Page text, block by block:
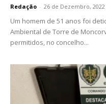
Redação - 26 de Dezembro, 2022
Um homem de 51 anos foi
Ambiental de Torre de
permitidos, no concelho...